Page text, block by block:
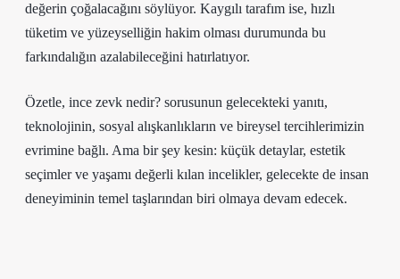
değerin çoğalacağını söylüyor. Kaygılı tarafım ise, hızlı
tüketim ve yüzeyselliğin hakim olması durumunda bu
farkındalığın azalabileceğini hatırlatıyor.
Özetle, ince zevk nedir? sorusunun gelecekteki yanıtı,
teknolojinin, sosyal alışkanlıkların ve bireysel tercihlerimizin
evrimine bağlı. Ama bir şey kesin: küçük detaylar, estetik
seçimler ve yaşamı değerli kılan incelikler, gelecekte de insan
deneyiminin temel taşlarından biri olmaya devam edecek.